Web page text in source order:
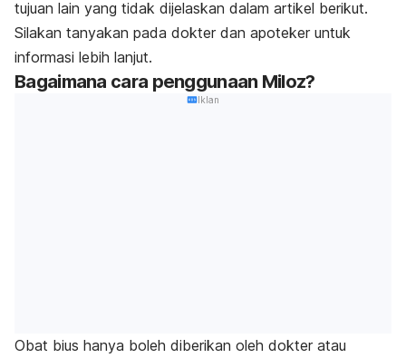
tujuan lain yang tidak dijelaskan dalam artikel berikut.
Silakan tanyakan pada dokter dan apoteker untuk
informasi lebih lanjut.
Bagaimana cara penggunaan Miloz?
Iklan
Obat bius hanya boleh diberikan oleh dokter atau